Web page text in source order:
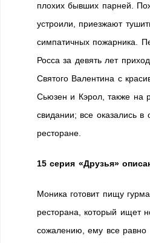
плохих бывших парней.
устроили, приезжают
симпатичных пожарника.
Росса за девять лет
Святого Валентина с
Сьюзен и Кэрол, также на
свидании; все оказались
ресторане.
15 серия «Друзья»
Моника готовит пищу
ресторана, который ищет
сожалению, ему все равно